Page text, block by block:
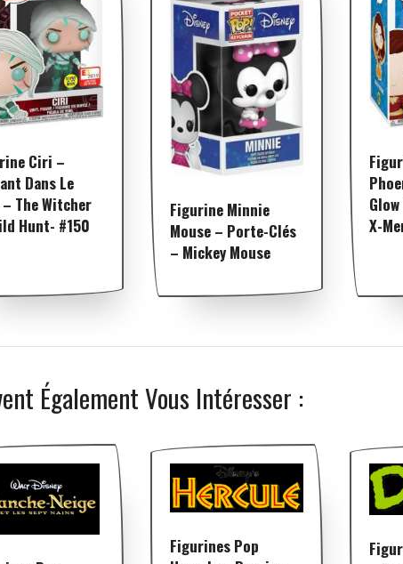
Ciri –
Dans Le
The Witcher
Hunt- #150
Figurine Minnie
Mouse – Porte-Clés
– Mickey Mouse
X-
Également Vous Intéresser :
Figurines Pop